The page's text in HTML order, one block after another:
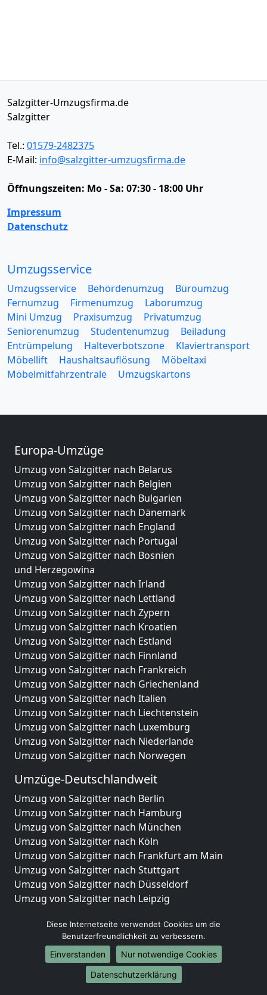
Salzgitter-Umzugsfirma.de
Salzgitter
Tel.: 01579-2482375
E-Mail: info@salzgitter-umzugsfirma.de
Öffnungszeiten: Mo - Sa: 07:30 - 18:00 Uhr
Impressum
Datenschutz
Umzugsservice
Umzugsservice Behördenumzug
Büroumzug
Fernumzug
Firmenumzug
Laborumzug
Mini Umzug
Praxisumzug
Privatumzug
Seniorenumzug
Studentenumzug
Beiladung
Entrümpelung
Halteverbotszone
Klaviertransport
Möbellift
Haushaltsauflösung
Möbeltaxi
Möbelmitfahrzentrale
Umzugskartons
Europa-Umzüge
Umzug von Salzgitter nach Belarus
Umzug von Salzgitter nach Belgien
Umzug von Salzgitter nach Bulgarien
Umzug von Salzgitter nach Dänemark
Umzug von Salzgitter nach England
Umzug von Salzgitter nach Portugal
Umzug von Salzgitter nach Bosnien
und Herzegowina
Umzug von Salzgitter nach Irland
Umzug von Salzgitter nach Lettland
Umzug von Salzgitter nach Zypern
Umzug von Salzgitter nach Kroatien
Umzug von Salzgitter nach Estland
Umzug von Salzgitter nach Finnland
Umzug von Salzgitter nach Frankreich
Umzug von Salzgitter nach Griechenland
Umzug von Salzgitter nach Italien
Umzug von Salzgitter nach Liechtenstein
Umzug von Salzgitter nach Luxemburg
Umzug von Salzgitter nach Niederlande
Umzug von Salzgitter nach Norwegen
Umzüge-Deutschlandweit
Umzug von Salzgitter nach Berlin
Umzug von Salzgitter nach Hamburg
Umzug von Salzgitter nach München
Umzug von Salzgitter nach Köln
Umzug von Salzgitter nach Frankfurt am Main
Umzug von Salzgitter nach Stuttgart
Umzug von Salzgitter nach Düsseldorf
Umzug von Salzgitter nach Leipzig
Umzug von Salzgitter nach Essen
Umzug von Salzgitter nach Bremen
Umzug von Salzgitter nach Dresden
Umzug von Salzgitter nach Hannover
Umzug von Salzgitter nach Nürnberg
Diese Internetseite verwendet Cookies um die
Benutzerfreundlichkeit zu verbessern.
Einverstanden
Nur notwendige Cookies
Datenschutzerklärung